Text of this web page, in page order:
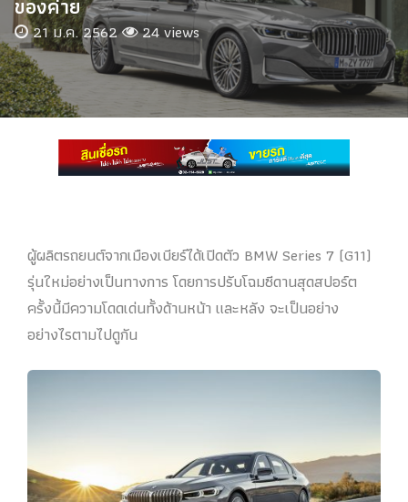
21 ม.ค. 2562 24 views
ผู้ผลิตรถยนต์จากเมืองเบียร์ได้เปิดตัว BMW Series 7 (G11)
รุ่นใหม่อย่างเป็นทางการ โดยการปรับโฉมซีดานสุดสปอร์ต
ครั้งนี้มีความโดดเด่นทั้งด้านหน้า และหลัง จะเป็นอย่าง
อย่างไรตามไปดูกัน